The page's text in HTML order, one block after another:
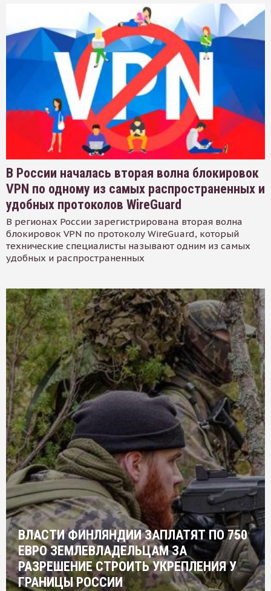
В России началась вторая волна блокировок
VPN по одному из самых распространенных и
удобных протоколов WireGuard
В регионах России зарегистрирована вторая волна
блокировок VPN по протоколу WireGuard, который
технические специалисты называют одним из самых
удобных и распространенных
ВЛАСТИ ФИНЛЯНДИИ ЗАПЛАТЯТ ПО 750
ЕВРО ЗЕМЛЕВЛАДЕЛЬЦАМ ЗА
РАЗРЕШЕНИЕ СТРОИТЬ УКРЕПЛЕНИЯ У
ГРАНИЦЫ РОССИИ